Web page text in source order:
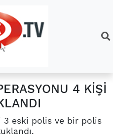
4 KİŞİ
3 eski polis ve bir polis